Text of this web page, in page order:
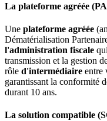
La plateforme agréée
Une plateforme agréée
Dématérialisation
l'administration fiscale
transmission et la gestion
rôle d'intermédiaire entre
garantissant la conformité
durant 10 ans.
La solution compatible